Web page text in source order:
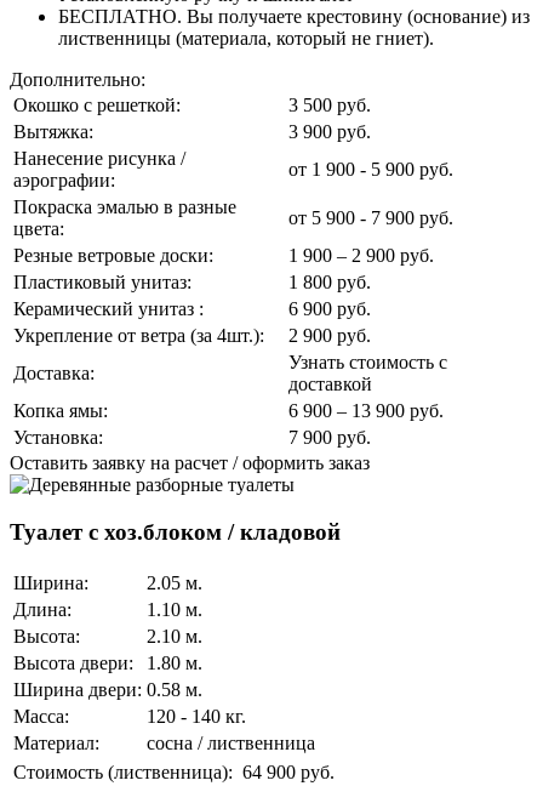
БЕСПЛАТНО. Вы получаете крестовину (основание) из
лиственницы (материала, который не гниет).
Дополнительно:
Окошко с решеткой:
3 500 руб.
Вытяжка:
3 900 руб.
Нанесение рисунка /
аэрографии:
от 1 900 - 5 900 руб.
Покраска эмалью в разные
цвета:
от 5 900 - 7 900 руб.
Резные ветровые доски:
1 900 – 2 900 руб.
Пластиковый унитаз:
1 800 руб.
Керамический унитаз :
6 900 руб.
Укрепление от ветра (за 4шт.):
2 900 руб.
Доставка:
Узнать стоимость с
доставкой
Копка ямы:
6 900 – 13 900 руб.
Установка:
7 900 руб.
Оставить заявку на расчет / оформить заказ
Туалет с хоз.блоком / кладовой
Ширина:
2.05 м.
Длина:
1.10 м.
Высота:
2.10 м.
Высота двери:
1.80 м.
Ширина двери: 0.58 м.
Масса:
120 - 140 кг.
Материал:
сосна / лиственница
Стоимость (лиственница): 64 900 руб.